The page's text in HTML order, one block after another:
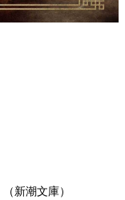
新潮文庫）